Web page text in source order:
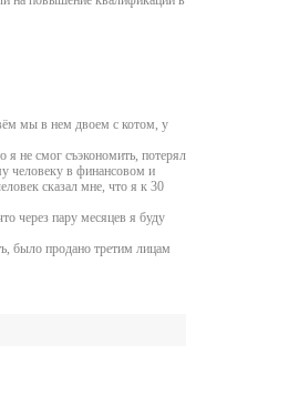
мы в нем двоем с котом, у
не смог съэкономить, потерял
человеку в финансовом и
сказал мне, что я к 30
через пару месяцев я буду
было продано третим лицам